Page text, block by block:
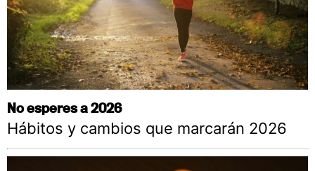
No esperes a 2026
Hábitos y cambios que marcarán 2026